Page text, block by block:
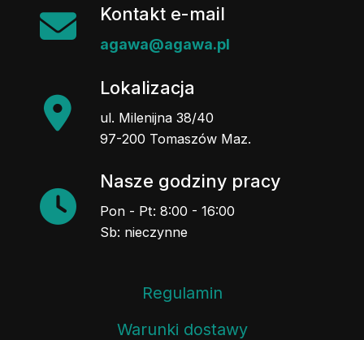
Kontakt e-mail
agawa@agawa.pl
Lokalizacja
ul. Milenijna 38/40
97-200 Tomaszów Maz.
Nasze godziny pracy
Pon - Pt: 8:00 - 16:00
Sb: nieczynne
Regulamin
Warunki dostawy